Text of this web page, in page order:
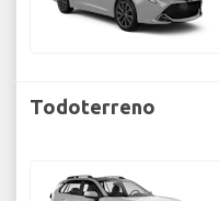
Todoterreno